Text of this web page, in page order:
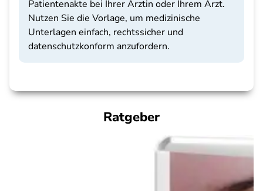
Patientenakte bei Ihrer Ärztin oder Ihrem Arzt.
Nutzen Sie die Vorlage, um medizinische
Unterlagen einfach, rechtssicher und
datenschutzkonform anzufordern.
Ratgeber